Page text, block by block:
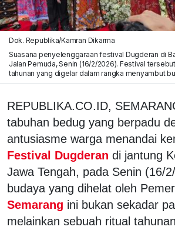
Dok. Republika/Kamran Dikarma
Suasana penyelenggaraan festival Dugderan di
Jalan Pemuda, Senin (16/2/2026). Festival
tahunan yang digelar dalam rangka menyambut
REPUBLIKA.CO.ID,
tabuhan bedug yang berpadu
antusiasme warga menandai
Festival Dugderan di jantung
Jawa Tengah, pada Senin (16/
budaya yang dihelat oleh
Semarang ini bukan sekadar
melainkan sebuah ritual